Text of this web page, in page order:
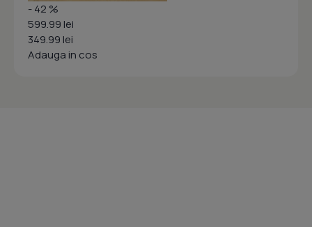
- 42 %
599.99 lei
349.99 lei
Adauga in cos